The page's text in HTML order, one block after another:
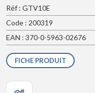
Réf : GTV10E
Code : 200319
EAN : 370-0-5963-02676
FICHE PRODUIT